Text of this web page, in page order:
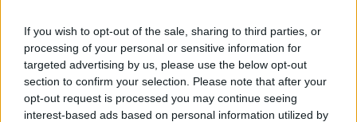
If you wish to opt-out of the sale, sharing to third parties, or
processing of your personal or sensitive information for
targeted advertising by us, please use the below opt-out
section to confirm your selection. Please note that after your
opt-out request is processed you may continue seeing
interest-based ads based on personal information utilized by